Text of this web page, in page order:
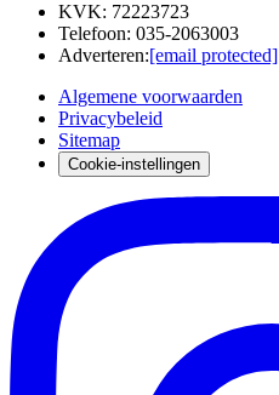
KVK: 72223723
Telefoon: 035-2063003
Adverteren:[email protected]
Algemene voorwaarden
Privacybeleid
Sitemap
Cookie-instellingen